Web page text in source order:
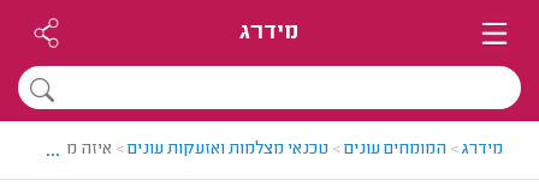
מידרג
מידרג> המומחים עונים> טכנאי מצלמות ואזעקות עונים> איזה מערכת
...